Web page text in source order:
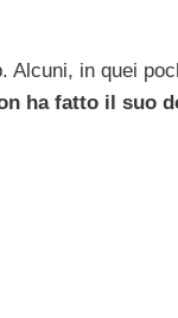
in quei
ha fatto il suo